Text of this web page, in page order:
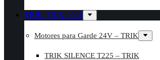
TRIK TRIK 2021
Motores para Garde 24V – TRIK
TRIK SILENCE T225 – TRIK